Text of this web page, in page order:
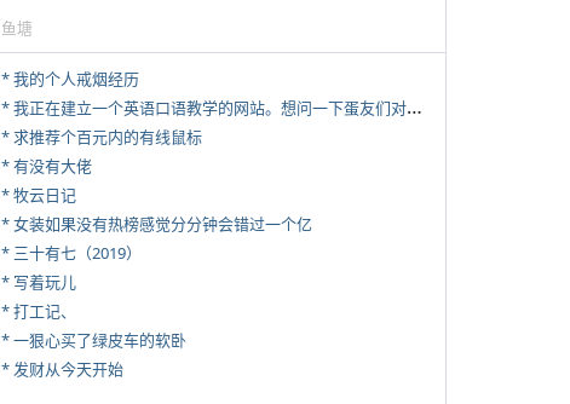
鱼塘
* 我的个人戒烟经历
*
我正在建立一个英语口语教学的网站。想问一下蛋友们对这类教学机构或网站的痛点。
* 求推荐个百元内的有线鼠标
* 有没有大佬
* 牧云日记
* 女装如果没有热榜感觉分分钟会错过一个亿
* 三十有七（2019）
* 写着玩儿
* 打工记、
* 一狠心买了绿皮车的软卧
* 发财从今天开始